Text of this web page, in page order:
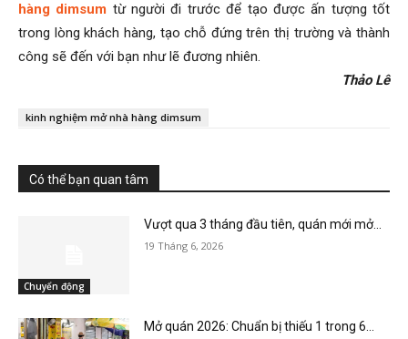
hàng dimsum từ người đi trước để tạo được ấn tượng tốt
trong lòng khách hàng, tạo chỗ đứng trên thị trường và thành
công sẽ đến với bạn như lẽ đương nhiên.
Thảo Lê
kinh nghiệm mở nhà hàng dimsum
Có thể bạn quan tâm
Chuyển động
Vượt qua 3 tháng đầu tiên, quán mới mở...
19 Tháng 6, 2026
Mở quán 2026: Chuẩn bị thiếu 1 trong 6...